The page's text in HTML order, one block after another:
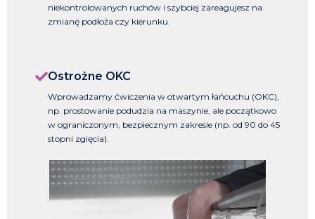
niekontrolowanych ruchów i szybciej zareagujesz na
zmianę podłoża czy kierunku.
Ostrożne OKC
Wprowadzamy ćwiczenia w otwartym łańcuchu (OKC),
np. prostowanie podudzia na maszynie, ale początkowo
w ograniczonym, bezpiecznym zakresie (np. od 90 do 45
stopni zgięcia).